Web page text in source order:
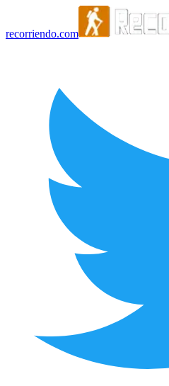
recorriendo.com